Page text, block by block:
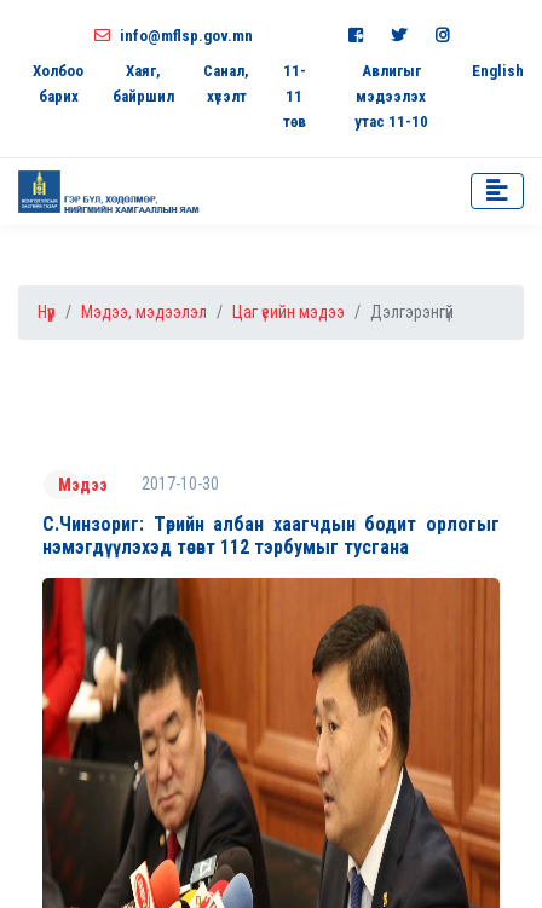
info@mflsp.gov.mn
Холбоо
барих
Хаяг,
байршил
Санал,
хүсэлт
11-
11
төв
Авлигыг
мэдээлэх
утас 11-10
English
Нүүр Мэдээ, мэдээлэл Цаг үеийн мэдээ Дэлгэрэнгүй
Мэдээ 2017-10-30
С.Чинзориг: Төрийн албан хаагчдын бодит орлогыг
нэмэгдүүлэхэд төсөвт 112 тэрбумыг тусгана